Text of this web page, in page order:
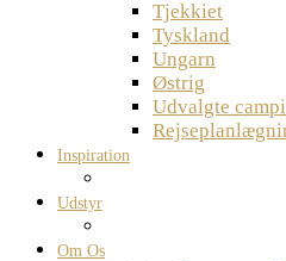
Tjekkiet
Tyskland
Ungarn
Østrig
Udvalgte
Inspiration
Udstyr
Om Os